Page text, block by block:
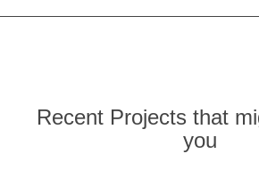
Recent Projects that
you